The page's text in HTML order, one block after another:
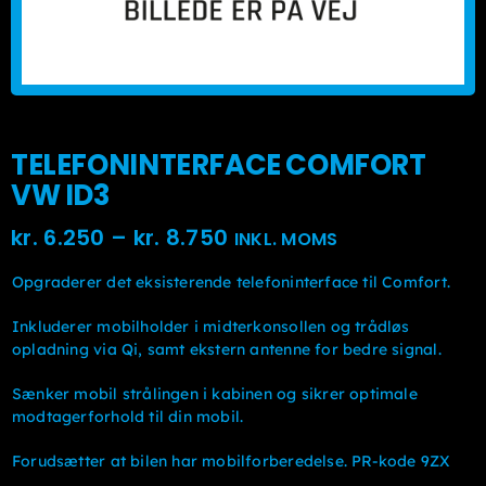
TELEFONINTERFACE COMFORT
VW ID3
kr. 6.250 – kr. 8.750 Prisinterval:
kr. 6.250kr. 5.000
kr. 8.750kr. 7.000
INKL. MOMS
Opgraderer det eksisterende telefoninterface til Comfort.
Inkluderer mobilholder i midterkonsollen og trådløs
opladning via Qi, samt ekstern antenne for bedre signal.
Sænker mobil strålingen i kabinen og sikrer optimale
modtagerforhold til din mobil.
Forudsætter at bilen har mobilforberedelse. PR-kode 9ZX